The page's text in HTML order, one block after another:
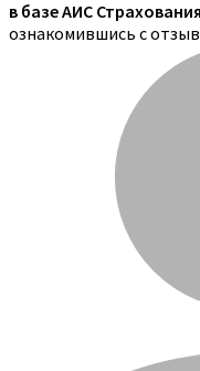
в базе АИС
ознакомившись с